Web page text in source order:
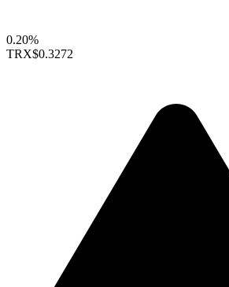
0.20%
TRX$0.3272